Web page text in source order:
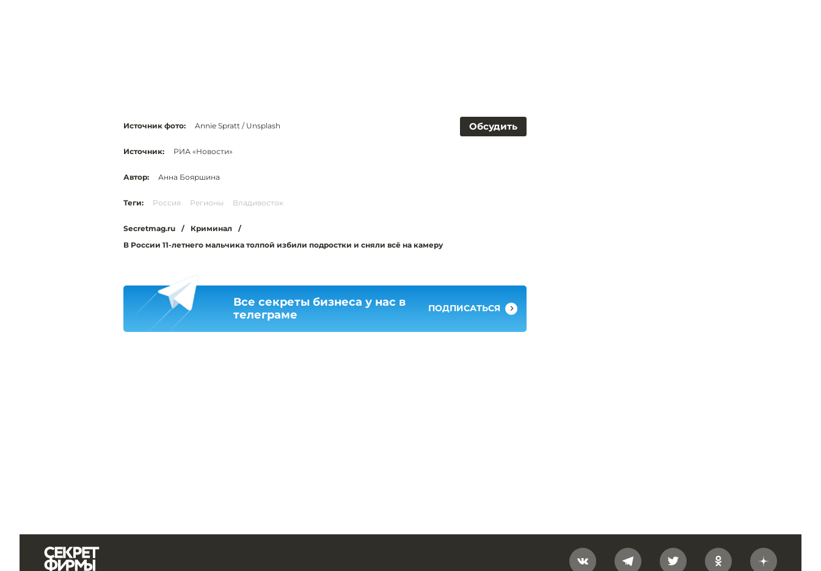
Обсудить
Источник фото: Annie Spratt / Unsplash
Источник: РИА «Новости»
Автор: Анна Бояршина
Теги: Россия Регионы Владивосток
Secretmag.ru / Криминал
/
В России 11-летнего мальчика толпой избили подростки и сняли всё на камеру
Все секреты бизнеса у нас в
телеграме
ПОДПИСАТЬСЯ